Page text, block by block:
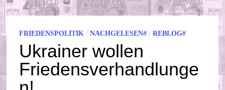
FRIEDENSPOLITIK /NACHGELESEN# /REBLOG#
Ukrainer wollen
Friedensverhandlunge